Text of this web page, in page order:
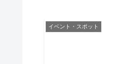
イベント・スポット